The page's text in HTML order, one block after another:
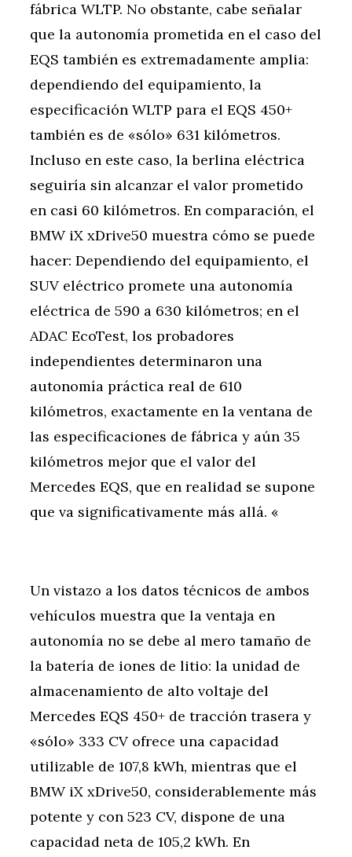
fábrica WLTP. No obstante, cabe señalar
que la autonomía prometida en el caso del
EQS también es extremadamente amplia:
dependiendo del equipamiento, la
especificación WLTP para el EQS 450+
también es de «sólo» 631 kilómetros.
Incluso en este caso, la berlina eléctrica
seguiría sin alcanzar el valor prometido
en casi 60 kilómetros. En comparación, el
BMW iX xDrive50 muestra cómo se puede
hacer: Dependiendo del equipamiento, el
SUV eléctrico promete una autonomía
eléctrica de 590 a 630 kilómetros; en el
ADAC EcoTest, los probadores
independientes determinaron una
autonomía práctica real de 610
kilómetros, exactamente en la ventana de
las especificaciones de fábrica y aún 35
kilómetros mejor que el valor del
Mercedes EQS, que en realidad se supone
que va significativamente más allá. «
Un vistazo a los datos técnicos de ambos
vehículos muestra que la ventaja en
autonomía no se debe al mero tamaño de
la batería de iones de litio: la unidad de
almacenamiento de alto voltaje del
Mercedes EQS 450+ de tracción trasera y
«sólo» 333 CV ofrece una capacidad
utilizable de 107,8 kWh, mientras que el
BMW iX xDrive50, considerablemente más
potente y con 523 CV, dispone de una
capacidad neta de 105,2 kWh. En